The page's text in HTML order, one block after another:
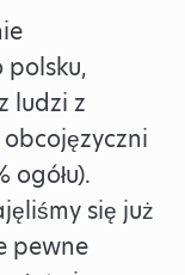
polsku,
ludzi z
ogółu).
się już
pewne